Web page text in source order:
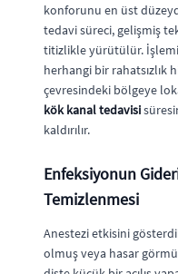
konforunu en üst
tedavi süreci, gelişmiş
titizlikle yürütülür.
herhangi bir rahatsızlık
çevresindeki bölgeye
kök kanal tedavisi
kaldırılır.
Enfeksiyonun
Temizlenmesi
Anestezi etkisini
olmuş veya hasar